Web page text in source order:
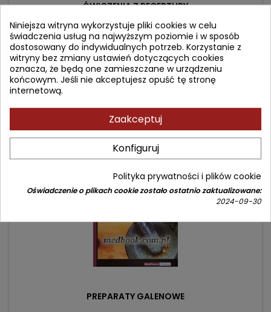
ĆWICZENIA Z RECEPTURY
Autor: Leszek Krówczyński
(0)
Cena
27,90 złCena
podstawowa
36,00 zł
- 5,10 zł
PREPARATY GALENOWE
favorite_border
Niniejsza witryna wykorzystuje pliki cookies w celu
świadczenia usług na najwyższym poziomie i w sposób
dostosowany do indywidualnych potrzeb. Korzystanie z
witryny bez zmiany ustawień dotyczących cookies
oznacza, że będą one zamieszczane w urządzeniu
końcowym. Jeśli nie akceptujesz opuść tę stronę
internetową.
Zaakceptuj
Konfiguruj
Polityka prywatności i plików cookie
Oświadczenie o plikach cookie zostało ostatnio zaktualizowane:
2024-09-30